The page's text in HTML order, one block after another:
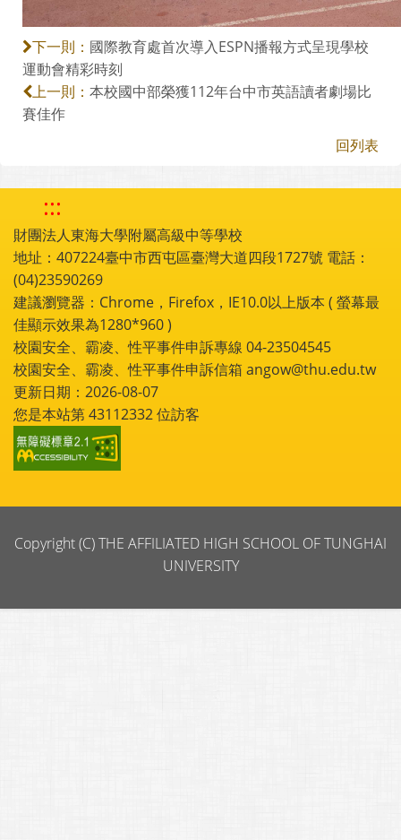
下一則： 國際教育處首次導入ESPN播報方式呈現學校
運動會精彩時刻
上一則： 本校國中部榮獲112年台中市英語讀者劇場比
賽佳作
回列表
:::
財團法人東海大學附屬高級中等學校
地址：407224臺中市西屯區臺灣大道四段1727號 電話：
(04)23590269
建議瀏覽器：Chrome，Firefox，IE10.0以上版本 ( 螢幕最
佳顯示效果為1280*960 )
校園安全、霸凌、性平事件申訴專線 04-23504545
校園安全、霸凌、性平事件申訴信箱 angow@thu.edu.tw
更新日期：2026-08-07
您是本站第43112332位訪客
Copyright (C) THE AFFILIATED HIGH SCHOOL OF TUNGHAI
UNIVERSITY